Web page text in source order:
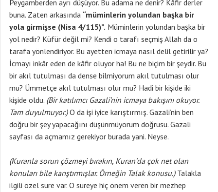
Peygamberden ayrı düşüyor. Bu adama ne denir? Kâfir derler
buna. Zaten arkasında “müminlerin yolundan başka bir
yola girmişse (Nisa 4/115)”. Müminlerin yolundan başka bir
yol nedir? Küfür değil mi? Kendi o tarafı seçmiş Allah da o
tarafa yönlendiriyor. Bu ayetten icmaya nasıl delil getirilir ya?
İcmayı inkâr eden de kâfir oluyor ha! Bu ne biçim bir şeydir. Bu
bir akıl tutulması da dense bilmiyorum akıl tutulması olur
mu? Ümmetçe akıl tutulması olur mu? Hadi bir kişide iki
kişide oldu. (Bir katılımcı Gazali’nin icmaya bakışını okuyor.
Tam duyulmuyor.)O da işi iyice karıştırmış. Gazali’nin ben
doğru bir şey yapacağını düşünmüyorum doğrusu. Gazali
sayfası da açmamız gerekiyor burada yani. Neyse.
(Kuranla sorun çözmeyi bırakın, Kuran’da çok net olan
konuları bile karıştırmışlar. Örneğin Talak konusu.)Talakla
ilgili özel sure var. O sureye hiç önem veren bir mezhep